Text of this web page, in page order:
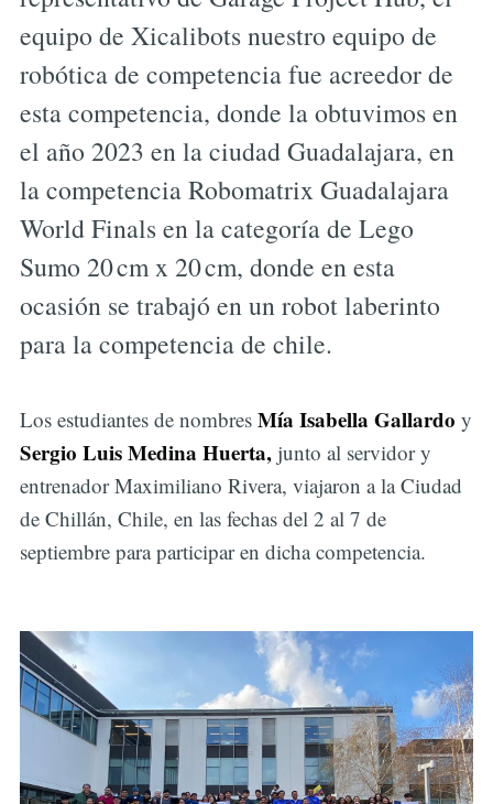
equipo de Xicalibots nuestro equipo de
robótica de competencia fue acreedor de
esta competencia, donde la obtuvimos en
el año 2023 en la ciudad Guadalajara, en
la competencia Robomatrix Guadalajara
World Finals en la categoría de Lego
Sumo 20 cm x 20 cm, donde en esta
ocasión se trabajó en un robot laberinto
para la competencia de chile.
Los estudiantes de nombres Mía Isabella Gallardo y
Sergio Luis Medina Huerta,junto al servidor y
entrenador Maximiliano Rivera, viajaron a la Ciudad
de Chillán, Chile, en las fechas del 2 al 7 de
septiembre para participar en dicha competencia.